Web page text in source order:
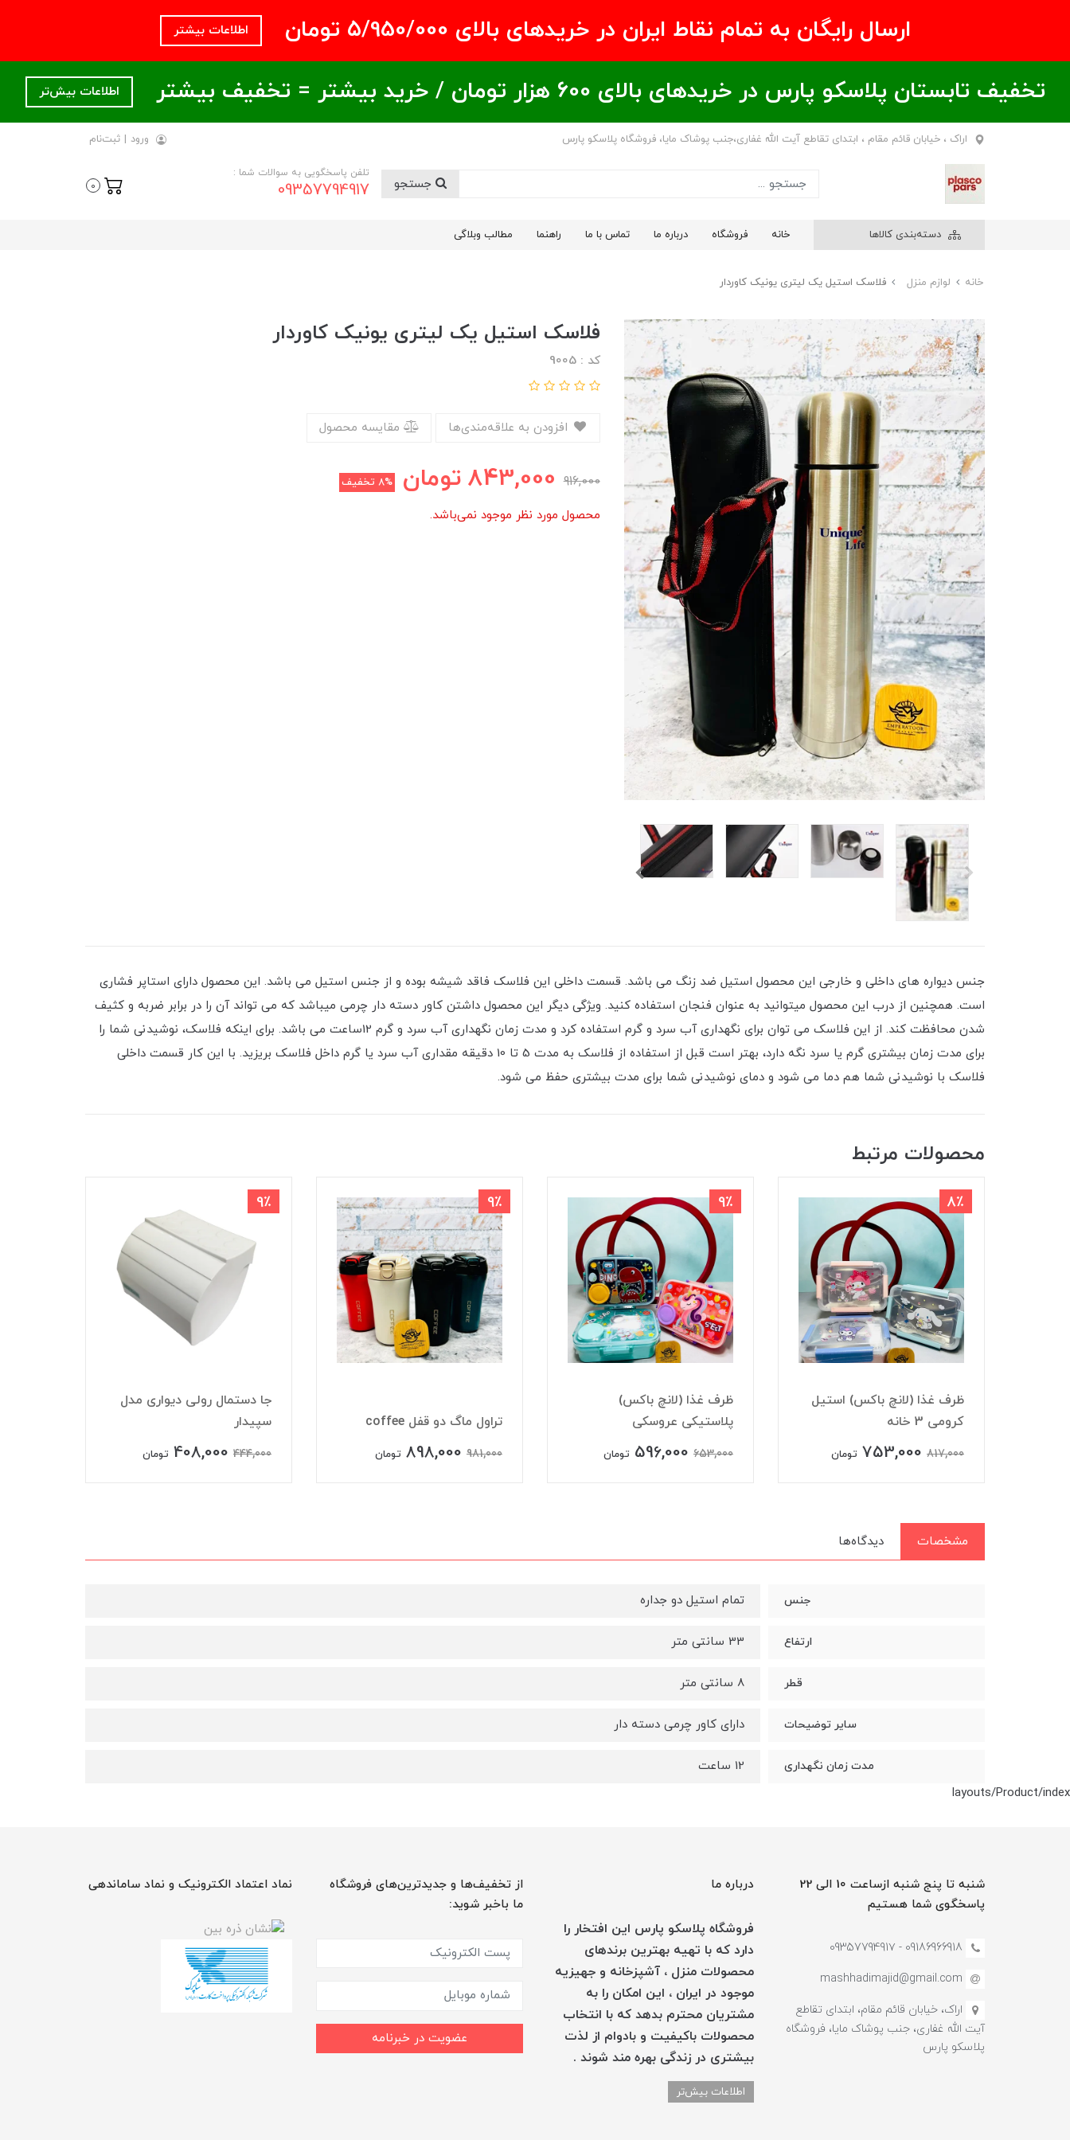
ارسال رایگان به تمام نقاط ایران در خریدهای بالای ۵/950/000 تومان اطلاعات بیشتر
تخفیف تابستان پلاسکو پارس در خریدهای بالای ۶00 هزار تومان / خرید بیشتر = تخفیف بیشتر اطلاعات بیش‌تر
اراک ، خیابان قائم مقام ، ابتدای تقاطع آیت الله غفاری،جنب پوشاک مایا، فروشگاه پلاسکو پارس ورود | ثبت‌نام
تلفن پاسخگویی به سوالات شما :
09357794917
0
دسته‌بندی کالاها خانه فروشگاه درباره ما تماس با ما راهنما مطالب وبلاگی
خانه لوازم منزل فلاسک استیل یک لیتری یونیک کاوردار
فلاسک استیل یک لیتری یونیک کاوردار
کد : 9005
مقایسه محصول
916,000
843,000 تومان 8% تخفیف
محصول مورد نظر موجود نمی‌باشد.
جنس دیواره های داخلی و خارجی این محصول استیل ضد زنگ می باشد. قسمت داخلی این فلاسک فاقد شیشه بوده و از جنس استیل می باشد. این محصول دارای استاپر فشاری
است. همچنین از درب این محصول میتوانید به عنوان فنجان استفاده کنید. ویژگی دیگر این محصول داشتن کاور دسته دار چرمی میباشد که می تواند آن را در برابر ضربه و کثیف
شدن محافظت کند. از این فلاسک می توان برای نگهداری آب سرد و گرم استفاده کرد و مدت زمان نگهداری آب سرد و گرم 12ساعت می باشد. برای اینکه فلاسک، نوشیدنی شما را
برای مدت زمان بیشتری گرم یا سرد نگه دارد، بهتر است قبل از استفاده از فلاسک به مدت 5 تا 10 دقیقه مقداری آب سرد یا گرم داخل فلاسک بریزید. با این کار قسمت داخلی
فلاسک با نوشیدنی شما هم دما می شود و دمای نوشیدنی شما برای مدت بیشتری حفظ می شود.
محصولات مرتبط
8٪
ظرف غذا (لانچ باکس) استیل
کرومی 3 خانه
817,000
753,000 تومان
9٪
ظرف غذا (لانچ باکس)
پلاستیکی عروسکی
653,000
596,000 تومان
9٪
تراول ماگ دو قفل coffee
981,000
898,000 تومان
9٪
جا دستمال رولی دیواری مدل
سپیدار
444,000
408,000 تومان
مشخصات دیدگاه‌ها
جنس تمام استیل دو جداره
ارتفاع 33 سانتی متر
قطر 8 سانتی متر
سایر توضیحات دارای کاور چرمی دسته دار
مدت زمان نگهداری
12 ساعت
layouts/Product/index
شنبه تا پنج شنبه ازساعت 10 الی 22
پاسخگوی شما هستیم
09186966918 - 0935779491۷
mashhadimajid@gmail.com
اراک، خیابان قائم مقام، ابتدای تقاطع
آیت الله غفاری، جنب پوشاک مایا، فروشگاه
پلاسکو پارس
درباره ما
فروشگاه پلاسکو پارس این افتخار را
دارد که با تهیه بهترین برندهای
محصولات منزل ، آشپزخانه و جهیزیه
موجود در ایران ، این امکان را به
مشتریان محترم بدهد که با انتخاب
محصولات باکیفیت و بادوام از لذت
بیشتری در زندگی بهره مند شوند .
اطلاعات بیش‌تر
از تخفیف‌ها و جدیدترین‌های فروشگاه
ما باخبر شوید:
عضویت در خبرنامه
نماد اعتماد الکترونیک و نماد ساماندهی